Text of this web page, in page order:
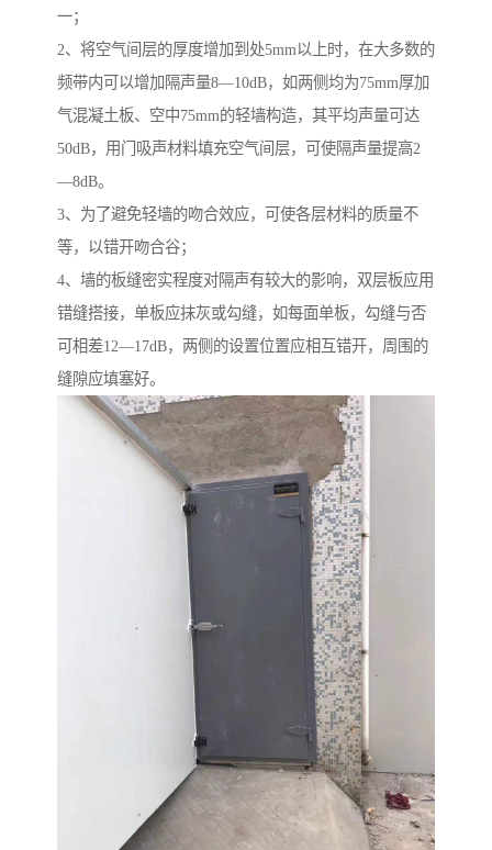
一；
2、将空气间层的厚度增加到处5mm以上时，在大多数的
频带内可以增加隔声量8—10dB，如两侧均为75mm厚加
气混凝土板、空中75mm的轻墙构造，其平均声量可达
50dB，用门吸声材料填充空气间层，可使隔声量提高2
—8dB。
3、为了避免轻墙的吻合效应，可使各层材料的质量不
等，以错开吻合谷；
4、墙的板缝密实程度对隔声有较大的影响，双层板应用
错缝搭接，单板应抹灰或勾缝，如每面单板，勾缝与否
可相差12—17dB，两侧的设置位置应相互错开，周围的
缝隙应填塞好。